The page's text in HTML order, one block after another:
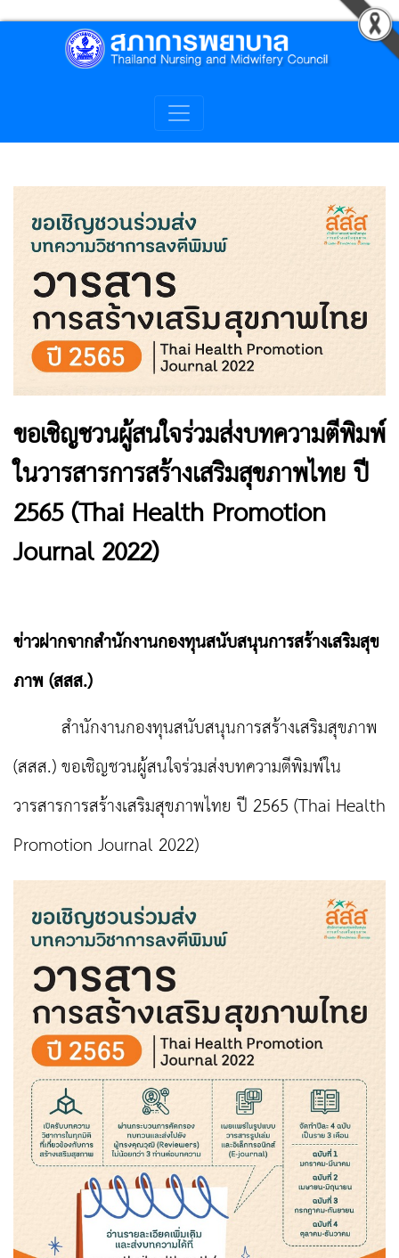
ขอเชิญชวนผู้สนใจร่วมส่งบทความตีพิมพ์
ในวารสารการสร้างเสริมสุขภาพไทย ปี
2565 (Thai Health Promotion
Journal 2022)
ข่าวฝากจากสำนักงานกองทุนสนับสนุนการสร้างเสริมสุข
ภาพ (สสส.)
สำนักงานกองทุนสนับสนุนการสร้างเสริมสุขภาพ
(สสส.) ขอเชิญชวนผู้สนใจร่วมส่งบทความตีพิมพ์ใน
วารสารการสร้างเสริมสุขภาพไทย ปี 2565 (Thai Health
Promotion Journal 2022)